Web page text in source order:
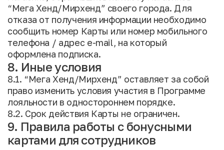
“Мега Хенд/Мирхенд” своего города. Для
отказа от получения информации необходимо
сообщить номер Карты или номер мобильного
телефона / адрес e-mail, на который
оформлена подписка.
8. Иные условия
8.1. “Мега Хенд/Мирхенд” оставляет за собой
право изменить условия участия в Программе
лояльности в одностороннем порядке.
8.2. Срок действия Карты не ограничен.
9. Правила работы с бонусными
картами для сотрудников